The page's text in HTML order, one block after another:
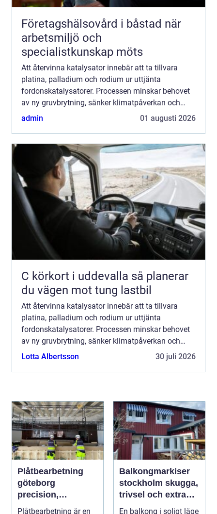
Företagshälsovård i båstad när
arbetsmiljö och
specialistkunskap möts
Att återvinna katalysator innebär att ta tillvara
platina, palladium och rodium ur uttjänta
fordonskatalysatorer. Processen minskar behovet
av ny gruvbrytning, sänker klimatpåverkan och
frigör kapital som annars skulle...
admin 01 augusti 2026
C körkort i uddevalla så planerar
du vägen mot tung lastbil
Att återvinna katalysator innebär att ta tillvara
platina, palladium och rodium ur uttjänta
fordonskatalysatorer. Processen minskar behovet
av ny gruvbrytning, sänker klimatpåverkan och
frigör kapital som annars skulle...
Lotta Albertsson 30 juli 2026
Plåtbearbetning
göteborg
precision,
hållbarhet och
Plåtbearbetning är en
Balkongmarkiser
stockholm skugga,
trivsel och extra
rum utomhus
En balkong i soligt läge